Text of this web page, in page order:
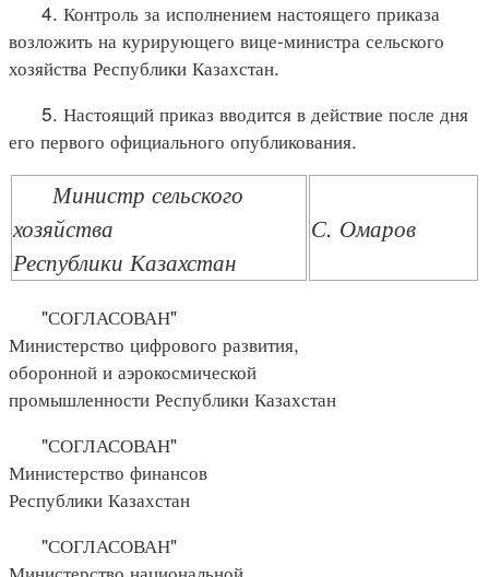
4. Контроль за исполнением настоящего приказа
возложить на курирующего вице-министра сельского
хозяйства Республики Казахстан.
5. Настоящий приказ вводится в действие после дня
его первого официального опубликования.
Министр сельского
хозяйства
Республики Казахстан
С. Омаров
"СОГЛАСОВАН"
Министерство цифрового развития,
оборонной и аэрокосмической
промышленности Республики Казахстан
"СОГЛАСОВАН"
Министерство финансов
Республики Казахстан
"СОГЛАСОВАН"